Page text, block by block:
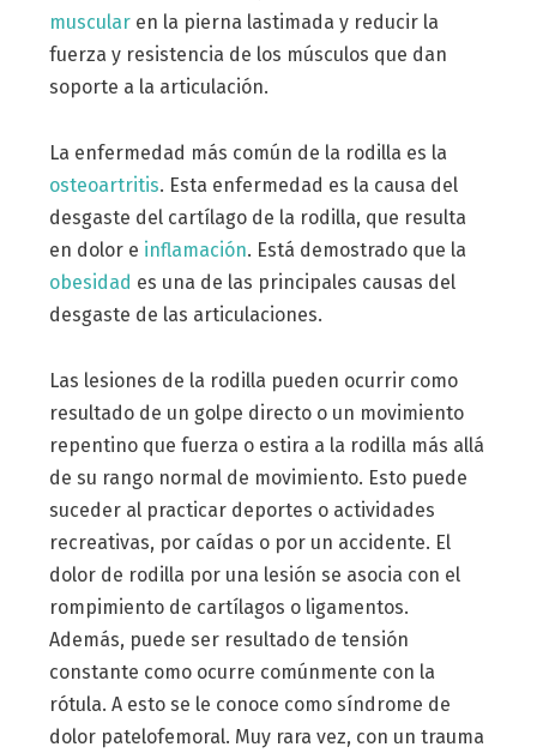
muscularen la pierna lastimada y reducir la
fuerza y resistencia de los músculos que dan
soporte a la articulación.
La enfermedad más común de la rodilla es la
osteoartritis. Esta enfermedad es la causa del
desgaste del cartílago de la rodilla, que resulta
en dolor e inflamación. Está demostrado que la
obesidad es una de las principales causas del
desgaste de las articulaciones.
Las lesiones de la rodilla pueden ocurrir como
resultado de un golpe directo o un movimiento
repentino que fuerza o estira a la rodilla más allá
de su rango normal de movimiento. Esto puede
suceder al practicar deportes o actividades
recreativas, por caídas o por un accidente. El
dolor de rodilla por una lesión se asocia con el
rompimiento de cartílagos o ligamentos.
Además, puede ser resultado de tensión
constante como ocurre comúnmente con la
rótula. A esto se le conoce como síndrome de
dolor patelofemoral. Muy rara vez, con un trauma